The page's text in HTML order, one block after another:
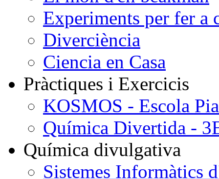
Experiments per fer a
Diverciència
Ciencia en Casa
Pràctiques i Exercicis
KOSMOS - Escola
Química Divertida -
Química divulgativa
Sistemes Informàtics